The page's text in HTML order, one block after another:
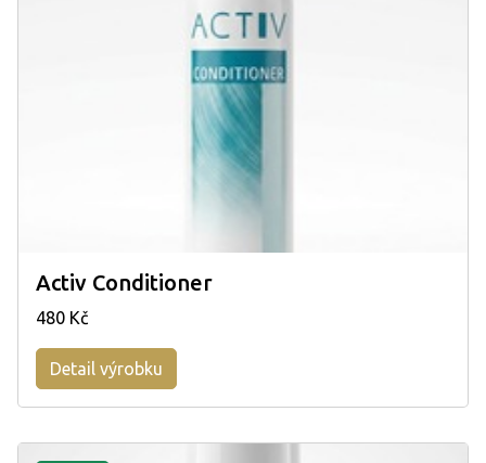
Activ Conditioner
480 Kč
Detail výrobku